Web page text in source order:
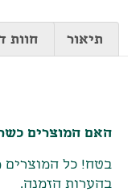
תיאור חוות
האם המוצרים
בטח! כל המוצרים
בהערות הזמנה.